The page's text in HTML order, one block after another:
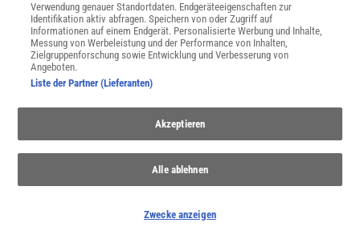
SERVICES
Newsletter
Kontakt
Spektrum Shop
Im Handel kaufen
Verträge kündigen
INFO
Verwendung genauer Standortdaten. Endgeräteeigenschaften zur
Identifikation aktiv abfragen. Speichern von oder Zugriff auf
Informationen auf einem Endgerät. Personalisierte Werbung und Inhalte,
Messung von Werbeleistung und der Performance von Inhalten,
Zielgruppenforschung sowie Entwicklung und Verbesserung von
Angeboten.
Liste der Partner (Lieferanten)
Akzeptieren
Alle ablehnen
Zwecke anzeigen